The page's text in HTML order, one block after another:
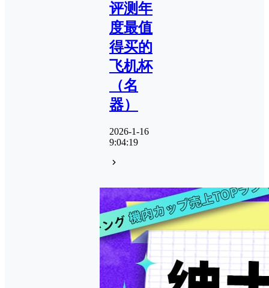
评测年
度最值
得买的
飞机杯
（名
器）
2026-1-16
9:04:19